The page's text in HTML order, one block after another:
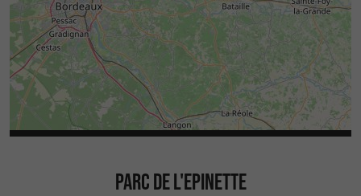
PARC DE L'EPINETTE